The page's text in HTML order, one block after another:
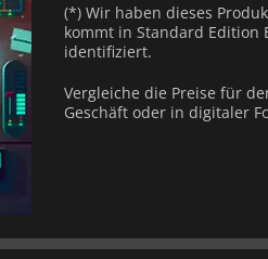
(*) Wir haben dieses
kommt in Standard Edition
identifiziert.
Vergleiche die Preise für
Geschäft oder in digitaler